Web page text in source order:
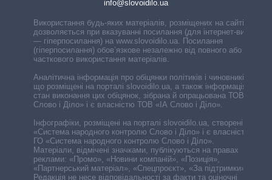
info@slovoidilo.ua
Використання будь-яких матеріалів, розміщених на сайті,
дозволяється при вказуванні посилання (для інтернет-видань
— гіперпосилання) на www.slovoidilo.ua. Посилання
(гіперпосилання) обов’язкове незалежно від повного або
часткового використання матеріалів.
Аналітична інформація про обіцянки політиків і чиновників,
що розміщені на порталі slovoidilo.ua, а також інформація про
стан виконання цих обіцянок, зібрана й опрацьована ТОВ «ІА
Слово і Діло» і є власністю ТОВ «ІА Слово і Діло».
Інфографіки, розміщені на порталі slovoidilo.ua, створені ГО
«Система народного контролю Слово і Діло» і є власністю
ГО «Система народного контролю Слово і Діло».
Матеріали, відмічені значками, публікуються на правах
реклами: «Промо», «Новини компаній», «Позиція»,
«Партнерський матеріал», «Спецпроєкт», «За підтримки».
Редакція не несе відповідальності за факти та оціночні